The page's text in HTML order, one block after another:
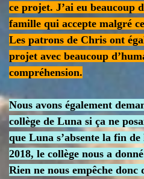
ce projet. J’ai eu beaucoup
famille qui accepte malgré
Les patrons de Chris ont
projet avec beaucoup
compréhension.
Nous avons également
collège de Luna si ça ne
que Luna s’absente la fin
2018, le collège nous a
Rien ne nous empêche